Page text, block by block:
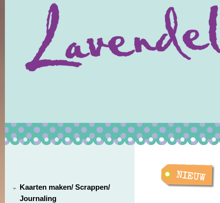
Kaarten maken/ Scrappen/
Journaling